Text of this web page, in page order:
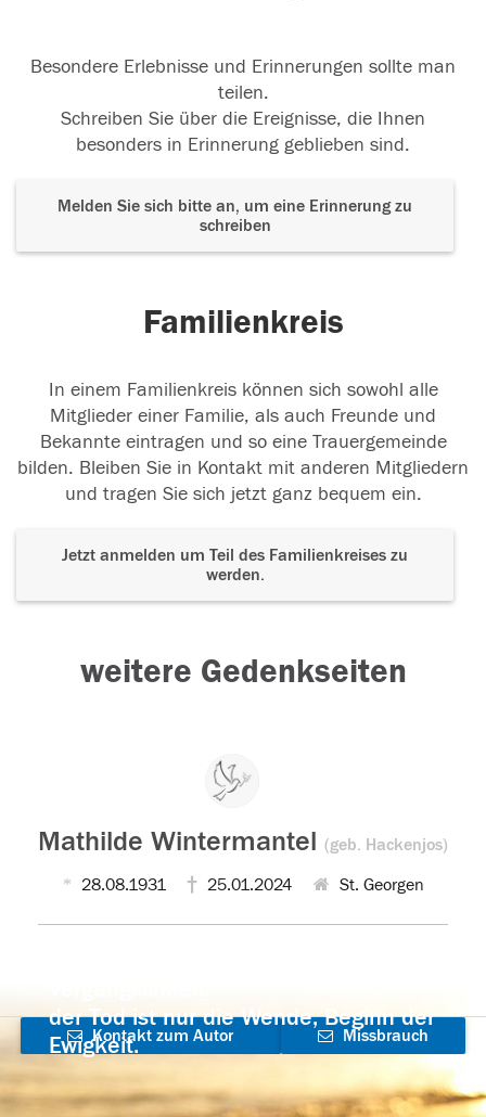
Besondere Erlebnisse und Erinnerungen sollte man
teilen.
Schreiben Sie über die Ereignisse, die Ihnen
besonders in Erinnerung geblieben sind.
Melden Sie sich bitte an, um eine Erinnerung zu
schreiben
Familienkreis
In einem Familienkreis können sich sowohl alle
Mitglieder einer Familie, als auch Freunde und
Bekannte eintragen und so eine Trauergemeinde
bilden. Bleiben Sie in Kontakt mit anderen Mitgliedern
und tragen Sie sich jetzt ganz bequem ein.
Jetzt anmelden um Teil des Familienkreises zu
werden.
weitere Gedenkseiten
Mathilde Wintermantel (geb. Hackenjos)
28.08.1931 25.01.2024 St. Georgen
der Tod ist nur die Wende, Beginn der
Ewigkeit.
Kontakt zum Autor
aufnehmen
Missbrauch